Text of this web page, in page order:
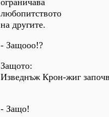
ограничава
любопитството
на другите.
- Защооо!?
Защото:
Изведнъж Крон-жиг
- Защо!